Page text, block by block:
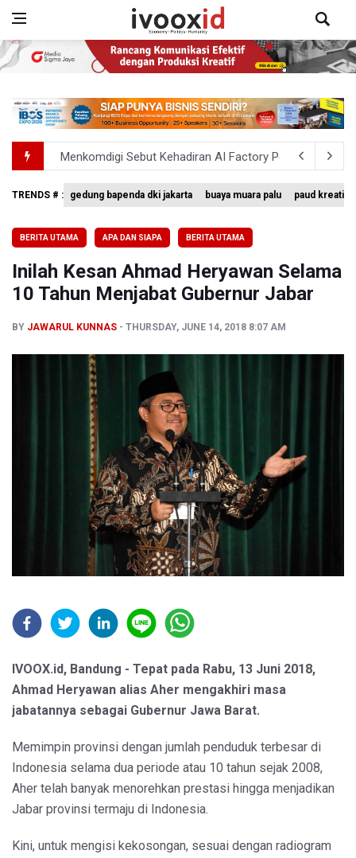
Menkomdigi Sebut Kehadiran AI Factory Perkuat Posisi
Perumnas Bangun Hunian Bersubsidi dengan Konsep
Pemerintah Matangkan Rencana Pembaruan Buku Ajar
Pendakian Gunung Gede Pangrango Ditutup karena
TRENDS # : gedung bapenda dki jakarta buaya muara palu paud kreatif
BERITA UTAMA APA DAN SIAPA BERITA UTAMA
Inilah Kesan Ahmad Heryawan Selama
10 Tahun Menjabat Gubernur Jabar
BY JAWARUL KUNNAS THURSDAY, JUNE 14, 2018 8:07 AM
IVOOX.id, Bandung - Tepat pada Rabu, 13 Juni 2018,
Ahmad Heryawan alias Aher mengakhiri masa
jabatannya sebagai Gubernur Jawa Barat.
Memimpin provinsi dengan jumlah penduduk terbesar di
Indonesia selama dua periode atau 10 tahun sejak 2008,
Aher telah banyak menorehkan prestasi hingga menjadikan
Jabar provinsi termaju di Indonesia.
Kini, untuk mengisi kekosongan, sesuai dengan radiogram